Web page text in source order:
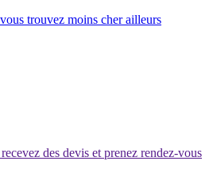
trouvez moins cher ailleurs
des devis et prenez rendez-vous